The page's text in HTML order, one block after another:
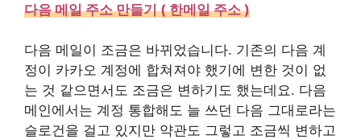
다음 메일 주소 만들기 ( 한메일 주소 )
다음 메일이 조금은 바뀌었습니다. 기존의 다음 계
정이 카카오 계정에 합쳐져야 했기에 변한 것이 없
는 것 같으면서도 조금은 변하기도 했는데요. 다음
메인에서는 계정 통합해도 늘 쓰던 다음 그대로라는
슬로건을 걸고 있지만 약관도 그렇고 조금씩 변하고